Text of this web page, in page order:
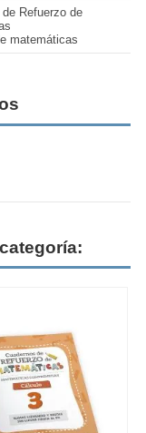
Refuerzo de
matemáticas